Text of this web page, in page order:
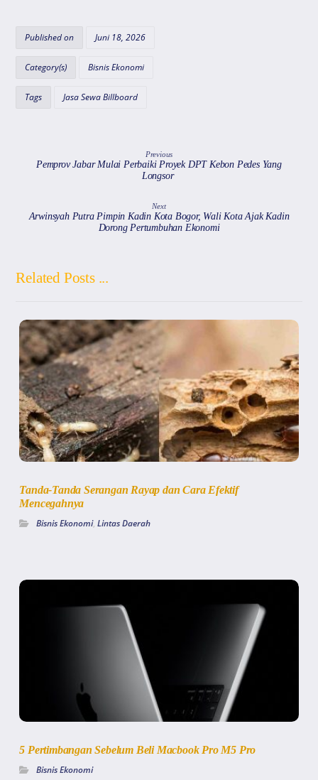
s
A
p
e
o
o
gr
a
m
Published on Juni 18, 2026
Category(s) Bisnis Ekonomi
Tags Jasa Sewa Billboard
Previous
Pemprov Jabar Mulai Perbaiki Proyek DPT Kebon Pedes Yang
Longsor
Next
Arwinsyah Putra Pimpin Kadin Kota Bogor, Wali Kota Ajak Kadin
Dorong Pertumbuhan Ekonomi
Related Posts ...
Tanda-Tanda Serangan Rayap dan Cara Efektif
Mencegahnya
Bisnis Ekonomi,Lintas Daerah
5 Pertimbangan Sebelum Beli Macbook Pro M5 Pro
Bisnis Ekonomi